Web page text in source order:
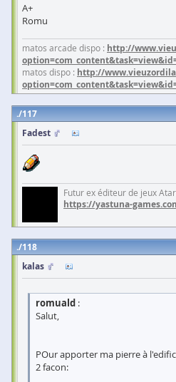
A+
Romu
matos arcade dispo : http://
matos dispo : http://
117
Fadest
Futur ex éditeur de jeux
https://yastuna-
118
kalas
romuald :
Salut,
POur apporter ma pierre à
2 facon: